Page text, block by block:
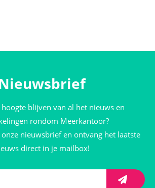
blijven van al het nieuws en
rondom Meerkantoor?
nieuwsbrief en ontvang het laatste
direct in je mailbox!